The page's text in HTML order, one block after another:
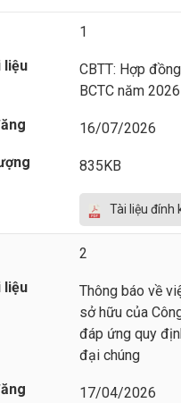
1
CBTT: Hợp
BCTC năm 2026
16/07/2026
835KB
Tài liệu đính
2
Thông báo về
sở hữu của
đáp ứng quy
đại chúng
17/04/2026